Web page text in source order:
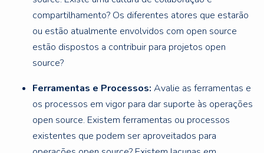
compartilhamento? Os diferentes atores que estarão
ou estão atualmente envolvidos com open source
estão dispostos a contribuir para projetos open
source?
Ferramentas e Processos: Avalie as ferramentas e
os processos em vigor para dar suporte às operações
open source. Existem ferramentas ou processos
existentes que podem ser aproveitados para